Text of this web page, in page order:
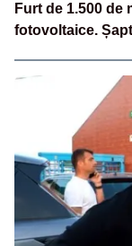
Furt de 1.500
fotovoltaice.